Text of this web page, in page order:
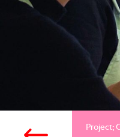
Project;